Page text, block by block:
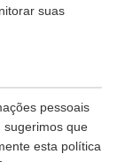
suas
pessoais
sugerimos que
esta política